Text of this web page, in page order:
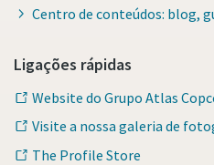
Centro de conteúdos: blog,
Ligações rápidas
Website do Grupo Atlas
Visite a nossa galeria de
The Profile Store